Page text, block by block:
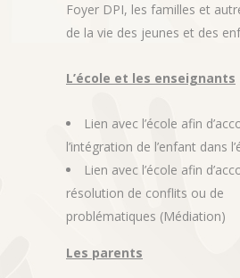
Foyer DPI, les familles et
de la vie des jeunes et des
L’école et les enseignants
Lien avec l’école afin
l’intégration de l’enfant dans
Lien avec l’école afin
résolution de conflits ou de
problématiques (Médiation)
Les parents